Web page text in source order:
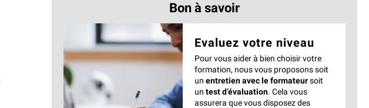
Bon à savoir
Evaluez votre niveau
Pour vous aider à bien choisir votre
formation, nous vous proposons soit
un entretien avec le formateursoit
un test d’évaluation. Cela vous
assurera que vous disposez des